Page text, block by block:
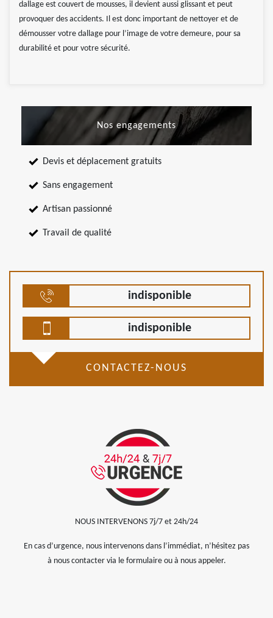
dallage est couvert de mousses, il devient aussi glissant et peut
provoquer des accidents. Il est donc important de nettoyer et de
démousser votre dallage pour l’image de votre demeure, pour sa
durabilité et pour votre sécurité.
Nos engagements
Devis et déplacement gratuits
Sans engagement
Artisan passionné
Travail de qualité
indisponible
indisponible
CONTACTEZ-NOUS
NOUS INTERVENONS 7j/7 et 24h/24
En cas d’urgence, nous intervenons dans l’immédiat, n’hésitez pas
à nous contacter via le formulaire ou à nous appeler.